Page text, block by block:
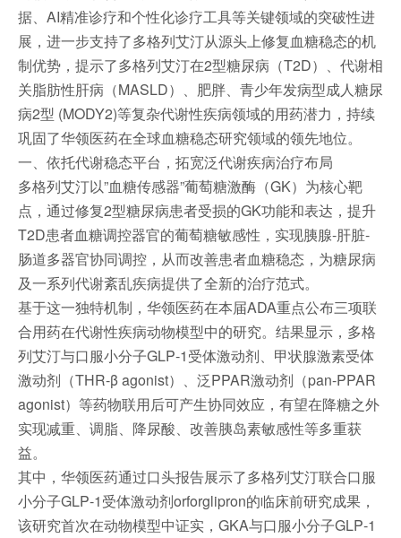
据、AI精准诊疗和个性化诊疗工具等关键领域的突破性进
展，进一步支持了多格列艾汀从源头上修复血糖稳态的机
制优势，提示了多格列艾汀在2型糖尿病（T2D）、代谢相
关脂肪性肝病（MASLD）、肥胖、青少年发病型成人糖尿
病2型 (MODY2)等复杂代谢性疾病领域的用药潜力，持续
巩固了华领医药在全球血糖稳态研究领域的领先地位。
一、依托代谢稳态平台，拓宽泛代谢疾病治疗布局
多格列艾汀以”血糖传感器”葡萄糖激酶（GK）为核心靶
点，通过修复2型糖尿病患者受损的GK功能和表达，提升
T2D患者血糖调控器官的葡萄糖敏感性，实现胰腺-肝脏-
肠道多器官协同调控，从而改善患者血糖稳态，为糖尿病
及一系列代谢紊乱疾病提供了全新的治疗范式。
基于这一独特机制，华领医药在本届ADA重点公布三项联
合用药在代谢性疾病动物模型中的研究。结果显示，多格
列艾汀与口服小分子GLP‑1受体激动剂、甲状腺激素受体
激动剂（THR-β agonist）、泛PPAR激动剂（pan-PPAR
agonist）等药物联用后可产生协同效应，有望在降糖之外
实现减重、调脂、降尿酸、改善胰岛素敏感性等多重获
益。
其中，华领医药通过口头报告展示了多格列艾汀联合口服
小分子GLP‑1受体激动剂orforglipron的临床前研究成果，
该研究首次在动物模型中证实，GKA与口服小分子GLP‑1